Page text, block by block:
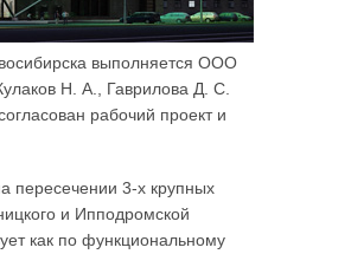
выполняется ООО
Н. А., Гаврилова Д. С.
рабочий проект и
пересечении 3-х крупных
и Ипподромской
как по функциональному